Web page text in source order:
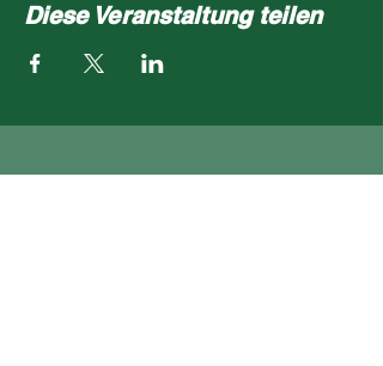
Diese Veranstaltung teilen